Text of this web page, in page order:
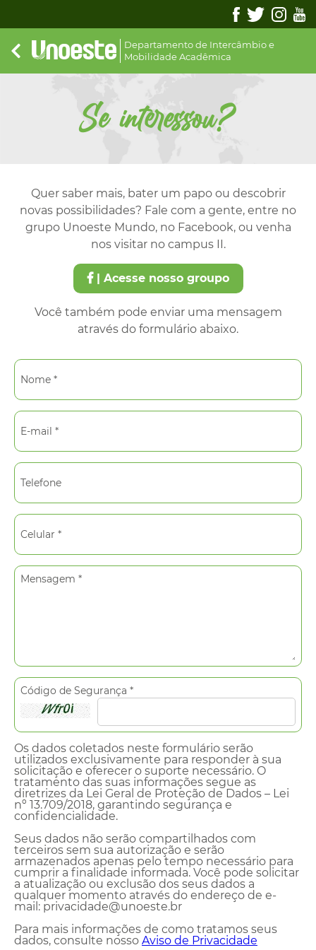
Departamento de Intercâmbio e
Mobilidade Acadêmica
Se interessou?
Quer saber mais, bater um papo ou descobrir
novas possibilidades? Fale com a gente, entre no
grupo Unoeste Mundo, no Facebook, ou venha
nos visitar no campus II.
| Acesse nosso groupo
Você também pode enviar uma mensagem
através do formulário abaixo.
Nome *
E-mail *
Telefone
Celular *
Mensagem *
Código de Segurança *
Os dados coletados neste formulário serão
utilizados exclusivamente para responder à sua
solicitação e oferecer o suporte necessário. O
tratamento das suas informações segue as
diretrizes da Lei Geral de Proteção de Dados – Lei
nº 13.709/2018, garantindo segurança e
confidencialidade.
Seus dados não serão compartilhados com
terceiros sem sua autorização e serão
armazenados apenas pelo tempo necessário para
cumprir a finalidade informada. Você pode solicitar
a atualização ou exclusão dos seus dados a
qualquer momento através do endereço de e-
mail: privacidade@unoeste.br
Para mais informações de como tratamos seus
dados, consulte nosso Aviso de Privacidade